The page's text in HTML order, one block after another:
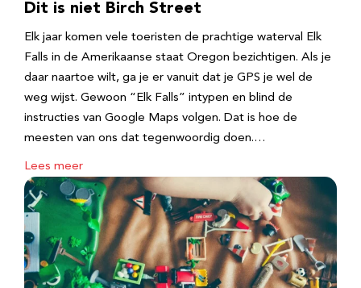
Dit is niet Birch Street
Elk jaar komen vele toeristen de prachtige waterval Elk
Falls in de Amerikaanse staat Oregon bezichtigen. Als je
daar naartoe wilt, ga je er vanuit dat je GPS je wel de
weg wijst. Gewoon “Elk Falls” intypen en blind de
instructies van Google Maps volgen. Dat is hoe de
meesten van ons dat tegenwoordig doen.…
Lees meer